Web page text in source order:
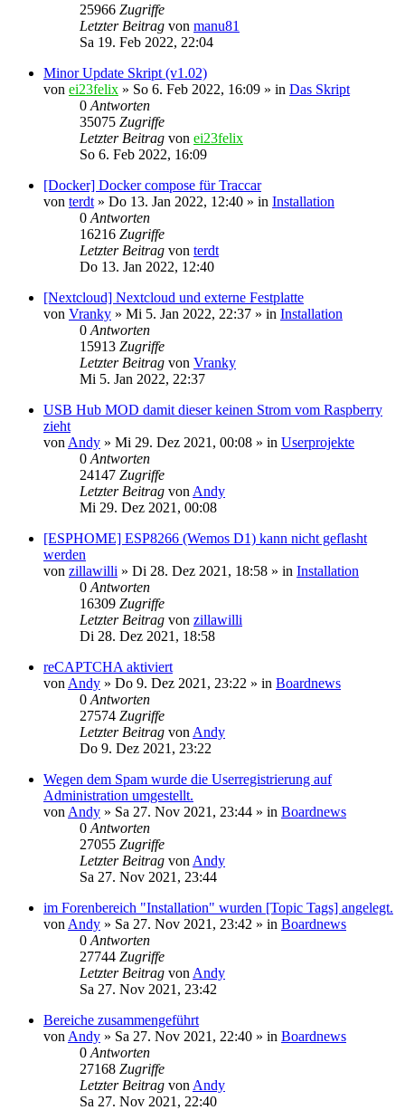
25966 Zugriffe
Letzter Beitrag von manu81
Sa 19. Feb 2022, 22:04
Minor Update Skript (v1.02)
von ei23felix » So 6. Feb 2022, 16:09 » in Das Skript
0 Antworten
35075 Zugriffe
Letzter Beitrag von ei23felix
So 6. Feb 2022, 16:09
[Docker] Docker compose für Traccar
von terdt » Do 13. Jan 2022, 12:40 » in Installation
0 Antworten
16216 Zugriffe
Letzter Beitrag von terdt
Do 13. Jan 2022, 12:40
[Nextcloud] Nextcloud und externe Festplatte
von Vranky » Mi 5. Jan 2022, 22:37 » in Installation
0 Antworten
15913 Zugriffe
Letzter Beitrag von Vranky
Mi 5. Jan 2022, 22:37
USB Hub MOD damit dieser keinen Strom vom Raspberry
zieht
von Andy » Mi 29. Dez 2021, 00:08 » in Userprojekte
0 Antworten
24147 Zugriffe
Letzter Beitrag von Andy
Mi 29. Dez 2021, 00:08
[ESPHOME] ESP8266 (Wemos D1) kann nicht geflasht
werden
von zillawilli » Di 28. Dez 2021, 18:58 » in Installation
0 Antworten
16309 Zugriffe
Letzter Beitrag von zillawilli
Di 28. Dez 2021, 18:58
reCAPTCHA aktiviert
von Andy » Do 9. Dez 2021, 23:22 » in Boardnews
0 Antworten
27574 Zugriffe
Letzter Beitrag von Andy
Do 9. Dez 2021, 23:22
Wegen dem Spam wurde die Userregistrierung auf
Administration umgestellt.
von Andy » Sa 27. Nov 2021, 23:44 » in Boardnews
0 Antworten
27055 Zugriffe
Letzter Beitrag von Andy
Sa 27. Nov 2021, 23:44
im Forenbereich "Installation" wurden [Topic Tags] angelegt.
von Andy » Sa 27. Nov 2021, 23:42 » in Boardnews
0 Antworten
27744 Zugriffe
Letzter Beitrag von Andy
Sa 27. Nov 2021, 23:42
Bereiche zusammengeführt
von Andy » Sa 27. Nov 2021, 22:40 » in Boardnews
0 Antworten
27168 Zugriffe
Letzter Beitrag von Andy
Sa 27. Nov 2021, 22:40